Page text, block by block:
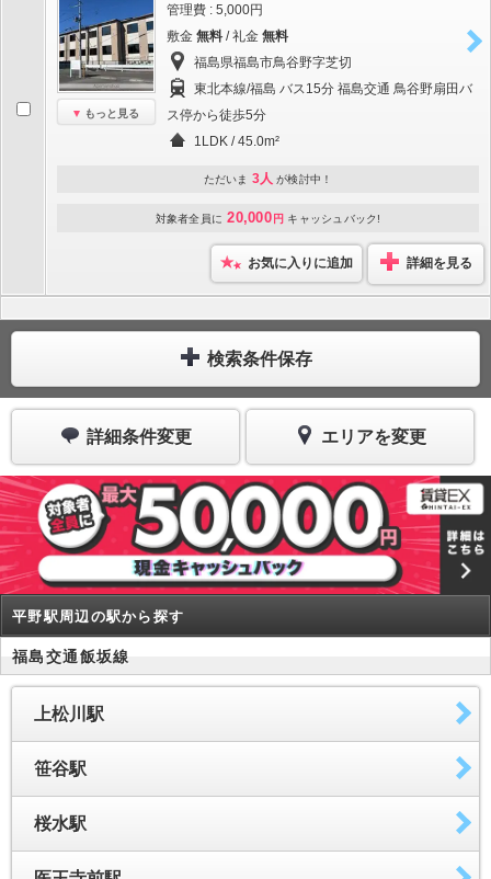
もっと見る
管理費 : 5,000円
敷金 無料 / 礼金 無料
福島県福島市鳥谷野字芝切
東北本線/福島 バス15分 福島交通 鳥谷野扇田バ
ス停から徒歩5分
1LDK / 45.0m²
ただいま 3人 が検討中！
対象者全員に 20,000 円 キャッシュバック!
お気に入りに追加 詳細を見る
検索条件保存
詳細条件変更 エリアを変更
平野駅周辺の駅から探す
福島交通飯坂線
上松川駅
笹谷駅
桜水駅